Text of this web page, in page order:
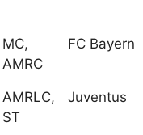
MC,
AMRC
FC Bayern
AMRLC,
ST
Juventus